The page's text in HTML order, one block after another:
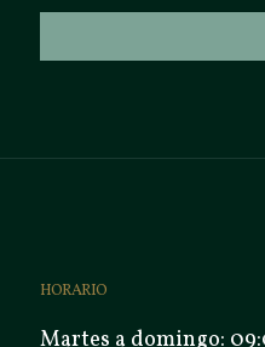
HORARIO
Martes a domingo: